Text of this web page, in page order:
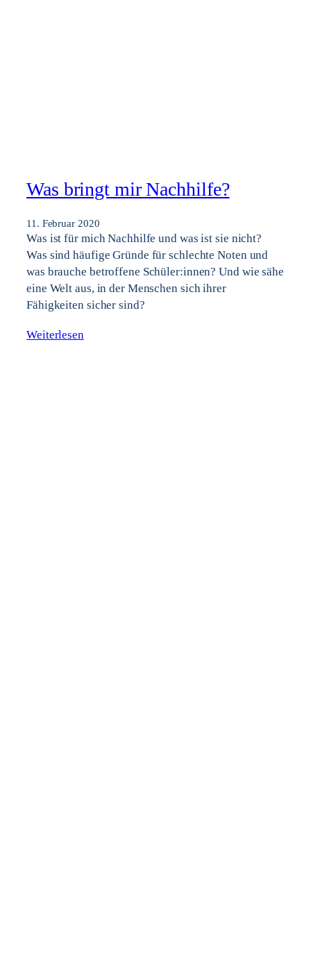
Was bringt mir Nachhilfe?
11. Februar 2020
Was ist für mich Nachhilfe und was ist sie nicht?
Was sind häufige Gründe für schlechte Noten und
was brauche betroffene Schüler:innen? Und wie sähe
eine Welt aus, in der Menschen sich ihrer
Fähigkeiten sicher sind?
Weiterlesen